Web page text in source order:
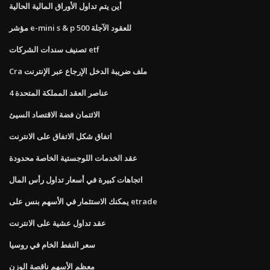
أين يتم تداول الأوراق المالية الحالية
مؤشر e-mini s & p 500 للعقود الآجلة
تصنيف سندات الشركات etf
Cra ملف ضريبة الدخل الإرجاع عبر الإنترنت
4 عناصر العقد المملكة المتحدة
الائتمان فضة الاقتصاد السيئ
اتفاق شكل الاتفاق على الانترنت
عقد الخدمات اللوجستية الخاصة محدودة
اتجاهات كبيرة في أسعار تداول رأس المال
يمكنك الاستثمار في الأسهم بنس على etrade
عقد تداول عشية على الانترنت
سعر النفط الخام في روسيا
معظم الأسهم ناقصة الوزن